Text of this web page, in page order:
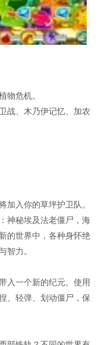
物危机。
战、木乃伊记忆、加农
加入你的草坪护卫队。
神秘埃及法老僵尸，海
的世界中，各种身怀绝
智力。
入一个新的纪元。使用
、轻弹、划动僵尸，保